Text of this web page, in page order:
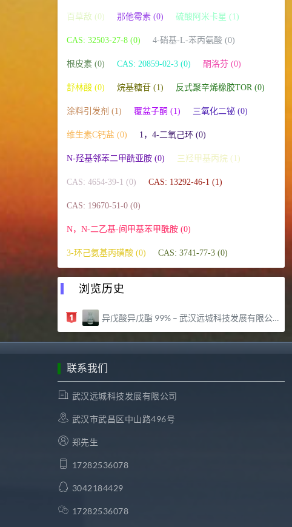
百草敌 (0) 那他霉素 (0) 硫酸阿米卡星 (1)
CAS: 32503-27-8 (0) 4-硝基-L-苯丙氨酸 (0)
根皮素 (0) CAS: 20859-02-3 (0) 酮洛芬 (0)
舒林酸 (0) 烷基糖苷 (1) 反式聚辛烯橡胶TOR (0)
涂料引发剂 (1) 覆盆子酮 (1) 三氧化二铋 (0)
维生素C钙盐 (0) 1，4-二氧己环 (0)
N-羟基邻苯二甲酰亚胺 (0) 三羟甲基丙烷 (1)
CAS: 4654-39-1 (0) CAS: 13292-46-1 (1)
CAS: 19670-51-0 (0)
N，N-二乙基-间甲基苯甲酰胺 (0)
3-环己氨基丙磺酸 (0) CAS: 3741-77-3 (0)
浏览历史
异戊酸异戊酯 99% – 武汉远城科技发展有限公司
联系我们
武汉远城科技发展有限公司
武汉市武昌区中山路496号
郑先生
17282536078
3042184429
17282536078